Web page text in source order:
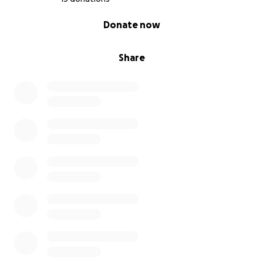
Share
Donate now